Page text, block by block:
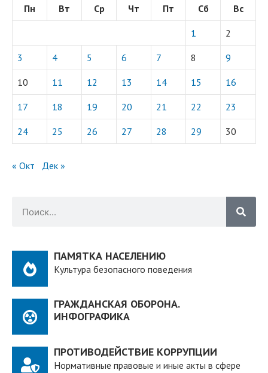
Пн Вт Ср Чт Пт Сб Вс
1 2
3 4 5 6 7 8 9
10 11 12 13 14 15 16
17 18 19 20 21 22 23
24 25 26 27 28 29 30
« Окт Дек »
ПАМЯТКА НАСЕЛЕНИЮ
Культура безопасного поведения
ГРАЖДАНСКАЯ ОБОРОНА.
ИНФОГРАФИКА
ПРОТИВОДЕЙСТВИЕ КОРРУПЦИИ
Нормативные правовые и иные акты в сфере